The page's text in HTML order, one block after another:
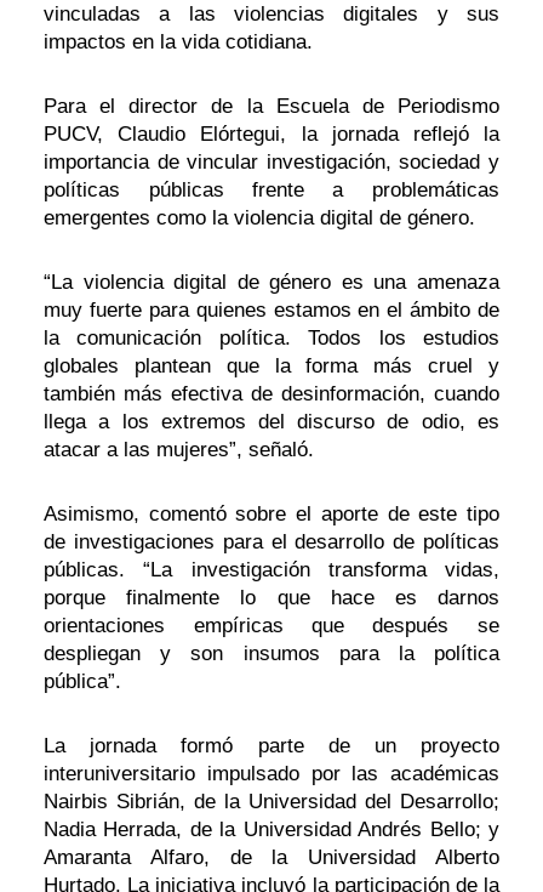
vinculadas a las violencias digitales y sus
impactos en la vida cotidiana.
Para el director de la Escuela de Periodismo
PUCV, Claudio Elórtegui, la jornada reflejó la
importancia de vincular investigación, sociedad y
políticas públicas frente a problemáticas
emergentes como la violencia digital de género.
“La violencia digital de género es una amenaza
muy fuerte para quienes estamos en el ámbito de
la comunicación política. Todos los estudios
globales plantean que la forma más cruel y
también más efectiva de desinformación, cuando
llega a los extremos del discurso de odio, es
atacar a las mujeres”, señaló.
Asimismo, comentó sobre el aporte de este tipo
de investigaciones para el desarrollo de políticas
públicas. “La investigación transforma vidas,
porque finalmente lo que hace es darnos
orientaciones empíricas que después se
despliegan y son insumos para la política
pública”.
La jornada formó parte de un proyecto
interuniversitario impulsado por las académicas
Nairbis Sibrián, de la Universidad del Desarrollo;
Nadia Herrada, de la Universidad Andrés Bello; y
Amaranta Alfaro, de la Universidad Alberto
Hurtado. La iniciativa incluyó la participación de la